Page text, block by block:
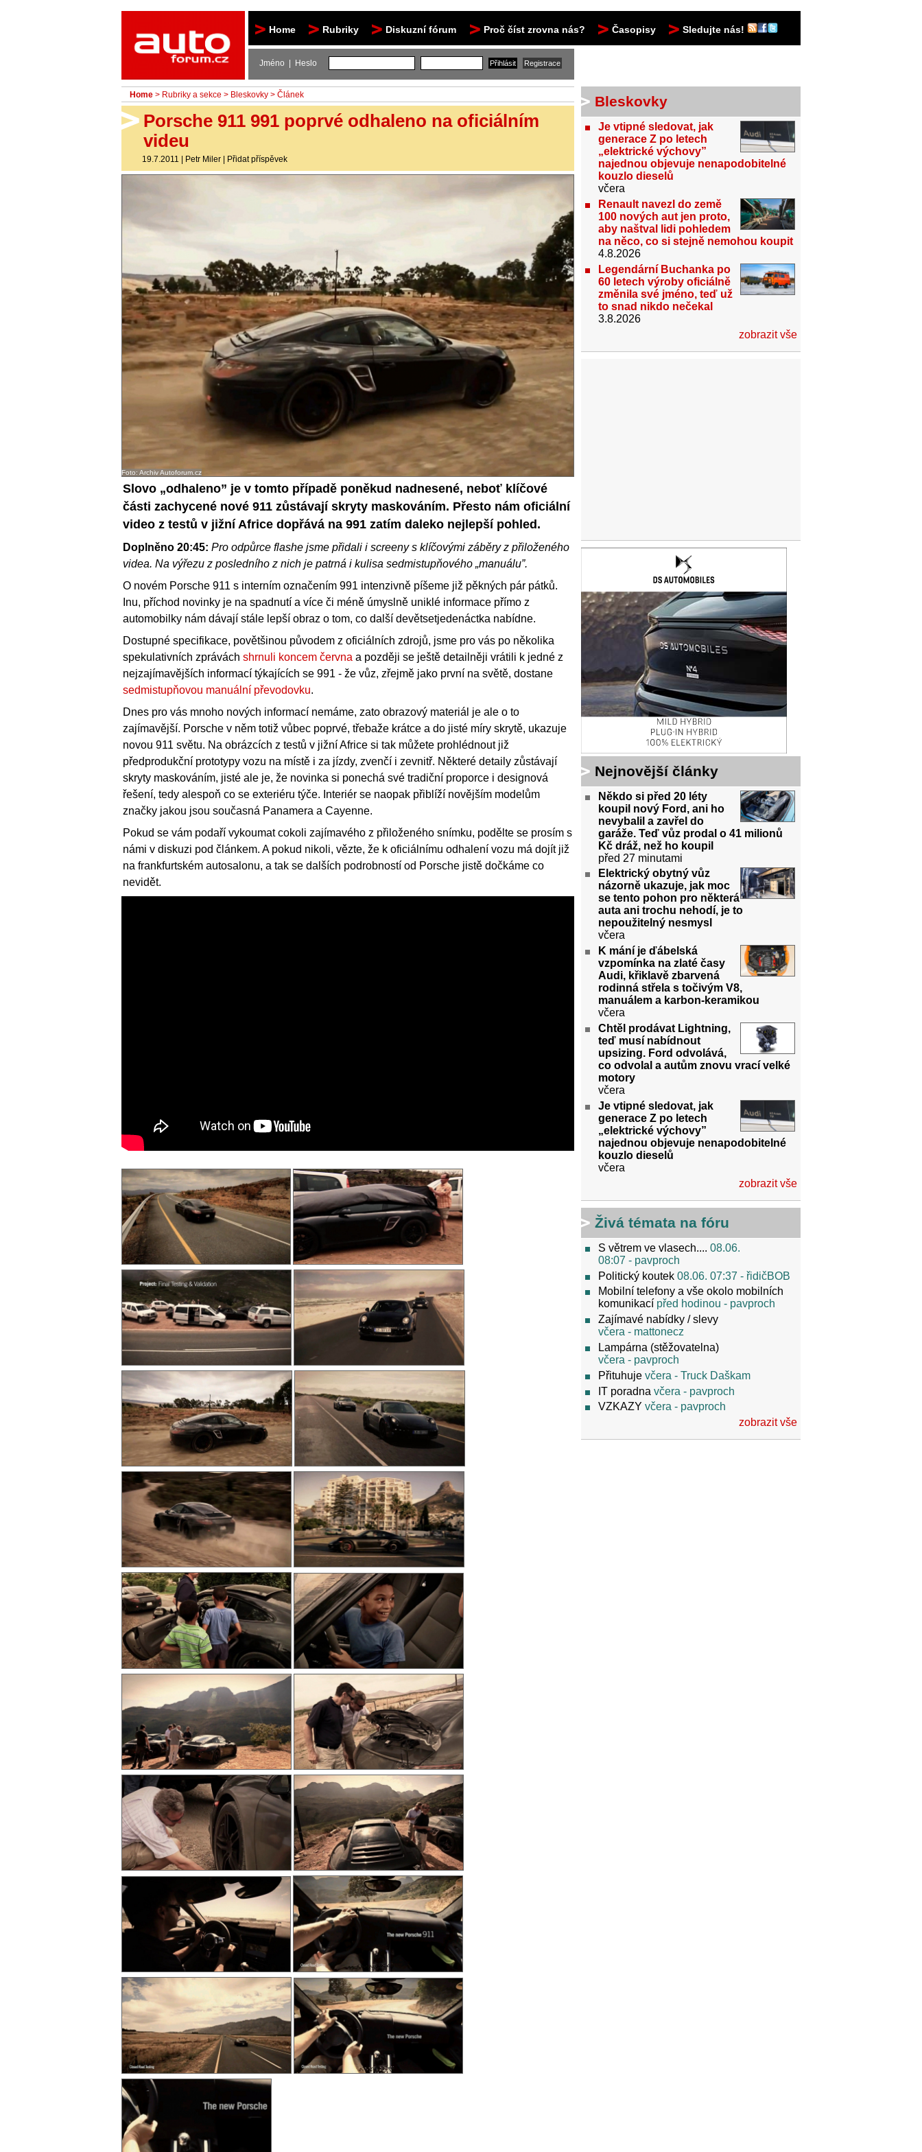
Home Rubriky Diskuzní fórum Proč číst zrovna nás? Časopisy Sledujte nás!
Jméno | Heslo
Home > Rubriky a sekce > Bleskovky > Článek
Porsche 911 991 poprvé odhaleno na oficiálním
videu
19.7.2011 | Petr Miler | Přidat příspěvek
Foto: Archiv Autoforum.cz
Slovo „odhaleno” je v tomto případě poněkud nadnesené, neboť klíčové
části zachycené nové 911 zůstávají skryty maskováním. Přesto nám oficiální
video z testů v jižní Africe dopřává na 991 zatím daleko nejlepší pohled.
Doplněno 20:45: Pro odpůrce flashe jsme přidali i screeny s klíčovými záběry z přiloženého
videa. Na výřezu z posledního z nich je patrná i kulisa sedmistupňového „manuálu”.
O novém Porsche 911 s interním označením 991 intenzivně píšeme již pěkných pár pátků.
Inu, příchod novinky je na spadnutí a více či méně úmyslně uniklé informace přímo z
automobilky nám dávají stále lepší obraz o tom, co další devětsetjedenáctka nabídne.
Dostupné specifikace, povětšinou původem z oficiálních zdrojů, jsme pro vás po několika
spekulativních zprávách shrnuli koncem června a později se ještě detailněji vrátili k jedné z
nejzajímavějších informací týkajících se 991 - že vůz, zřejmě jako první na světě, dostane
sedmistupňovou manuální převodovku.
Dnes pro vás mnoho nových informací nemáme, zato obrazový materiál je ale o to
zajímavější. Porsche v něm totiž vůbec poprvé, třebaže krátce a do jisté míry skrytě, ukazuje
novou 911 světu. Na obrázcích z testů v jižní Africe si tak můžete prohlédnout již
předprodukční prototypy vozu na místě i za jízdy, zvenčí i zevnitř. Některé detaily zůstávají
skryty maskováním, jisté ale je, že novinka si ponechá své tradiční proporce i designová
řešení, tedy alespoň co se exteriéru týče. Interiér se naopak přiblíží novějším modelům
značky jakou jsou současná Panamera a Cayenne.
Pokud se vám podaří vykoumat cokoli zajímavého z přiloženého snímku, podělte se prosím s
námi v diskuzi pod článkem. A pokud nikoli, vězte, že k oficiálnímu odhalení vozu má dojít již
na frankfurtském autosalonu, a tak se dalších podrobností od Porsche jistě dočkáme co
nevidět.
Bleskovky
Je vtipné sledovat, jak
generace Z po letech
„elektrické výchovy”
najednou objevuje nenapodobitelné
kouzlo dieselů
včera
Renault navezl do země
100 nových aut jen proto,
aby naštval lidi pohledem
na něco, co si stejně nemohou koupit
4.8.2026
Legendární Buchanka po
60 letech výroby oficiálně
změnila své jméno, teď už
to snad nikdo nečekal
3.8.2026
zobrazit vše
Nejnovější články
Někdo si před 20 léty
koupil nový Ford, ani ho
nevybalil a zavřel do
garáže. Teď vůz prodal o 41 milionů
Kč dráž, než ho koupil
před 27 minutami
Elektrický obytný vůz
názorně ukazuje, jak moc
se tento pohon pro některá
auta ani trochu nehodí, je to
nepoužitelný nesmysl
včera
K mání je ďábelská
vzpomínka na zlaté časy
Audi, křiklavě zbarvená
rodinná střela s točivým V8,
manuálem a karbon-keramikou
včera
Chtěl prodávat Lightning,
teď musí nabídnout
upsizing. Ford odvolává,
co odvolal a autům znovu vrací velké
motory
včera
Je vtipné sledovat, jak
generace Z po letech
„elektrické výchovy”
najednou objevuje nenapodobitelné
kouzlo dieselů
včera
zobrazit vše
Živá témata na fóru
S větrem ve vlasech.... 08.06.
08:07 - pavproch
Politický koutek 08.06. 07:37 - řidičBOB
Mobilní telefony a vše okolo mobilních
komunikací před hodinou - pavproch
Zajímavé nabídky / slevy
včera - mattonecz
Lampárna (stěžovatelna)
včera - pavproch
Přituhuje včera - Truck Daškam
IT poradna včera - pavproch
VZKAZY včera - pavproch
zobrazit vše